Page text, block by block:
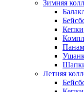
Зимняя
Кепки
Летняя